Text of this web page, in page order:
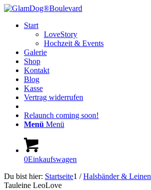
Start
LoveStory
Hochzeit & Events
Galerie
Shop
Kontakt
Blog
Kasse
Vertrag widerrufen
Relaunch coming soon!
Menü Menü
0Einkaufswagen
Du bist hier: Startseite1 / Halsbänder & Leinen
Tauleine LeoLove